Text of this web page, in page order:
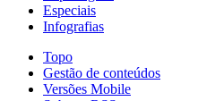
Especiais
Infografias
Topo
Gestão de conteúdos
Versões Mobile